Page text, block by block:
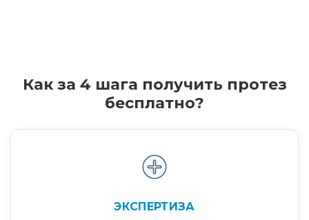
Как за 4 шага получить протез
бесплатно?
ЭКСПЕРТИЗА